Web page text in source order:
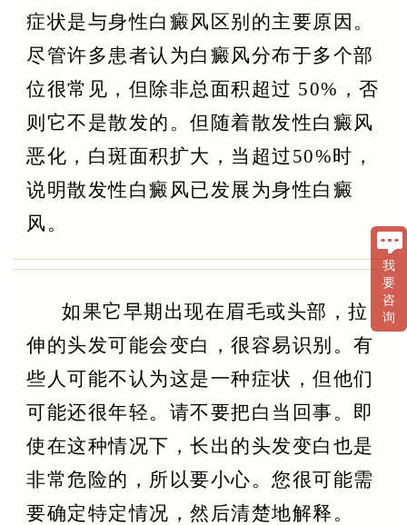
症状是与身性白癜风区别的主要原因。
尽管许多患者认为白癜风分布于多个部
位很常见，但除非总面积超过 50%，否
则它不是散发的。但随着散发性白癜风
恶化，白斑面积扩大，当超过50%时，
说明散发性白癜风已发展为身性白癜
风。
如果它早期出现在眉毛或头部，拉
伸的头发可能会变白，很容易识别。有
些人可能不认为这是一种症状，但他们
可能还很年轻。请不要把白当回事。即
使在这种情况下，长出的头发变白也是
非常危险的，所以要小心。您很可能需
要确定特定情况，然后清楚地解释。
我
要
咨
询